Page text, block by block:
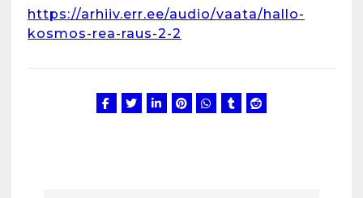
https://arhiiv.err.ee/audio/vaata/hallo-
kosmos-rea-raus-2-2